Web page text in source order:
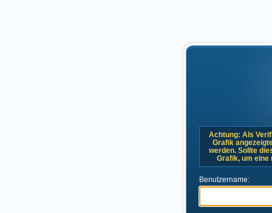
Achtung: Als
Grafik
werden. Sollte
Grafik, um eine
Benutzername: